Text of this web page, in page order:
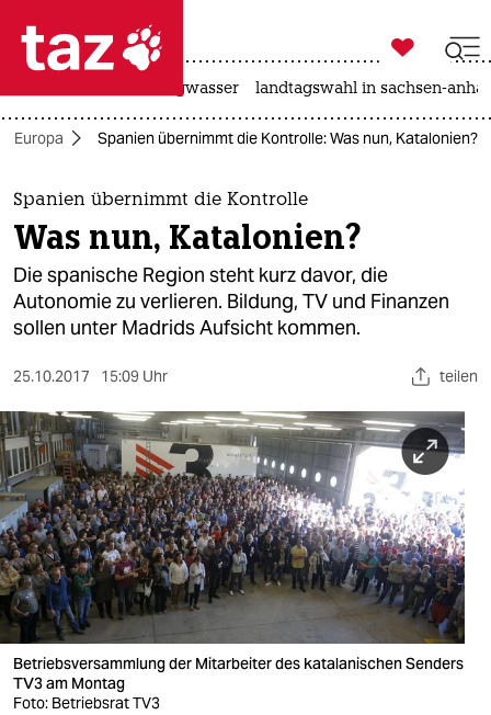
 taz zahl ich
taz zahl ich
themen
politik
öko
sport
berlin
nord
wahrheit
verlag
verlag

taz zahl ich
niedrigwasser landtagswahl in sachsen-
Europa Spanien übernimmt die Kontrolle: Was nun, Katalonien?
Spanien übernimmt die Kontrolle
Was nun, Katalonien?
Die spanische Region steht kurz davor, die
Autonomie zu verlieren. Bildung, TV und Finanzen
sollen unter Madrids Aufsicht kommen.
25.10.2017 15:09 Uhr teilen
Betriebsversammlung der Mitarbeiter des katalanischen Senders
TV3 am Montag
Foto: Betriebsrat TV3